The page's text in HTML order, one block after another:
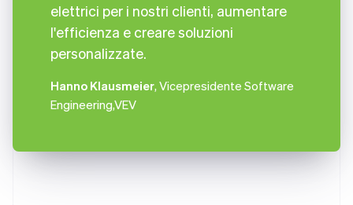
elettrici per i nostri clienti, aumentare
l'efficienza e creare soluzioni
personalizzate.
Hanno Klausmeier, Vicepresidente Software
Engineering,VEV